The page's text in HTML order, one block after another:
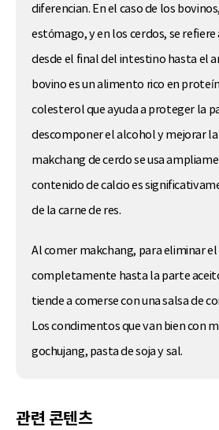
diferencian. En el caso de los
estómago, y en los cerdos, se
desde el final del intestino hasta el
bovino es un alimento rico en
colesterol que ayuda a proteger la
descomponer el alcohol y mejorar
makchang de cerdo se usa
contenido de calcio es
de la carne de res.
Al comer makchang, para eliminar
completamente hasta la parte
tiende a comerse con una salsa de
Los condimentos que van bien con
gochujang, pasta de soja y sal.
관련 콘텐츠